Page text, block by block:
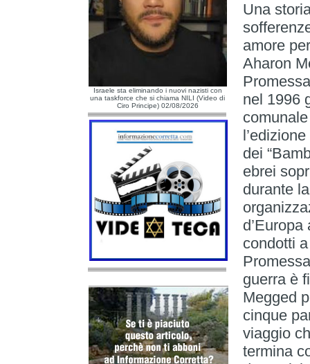
Israele sta eliminando i nuovi nazisti con
una taskforce che si chiama NILI (Video di
Ciro Principe) 02/08/2026
Una
amore
Aharon
nel 1996
dei
ebrei
durante
condotti
guerra è
Megged
cinque
viaggio
termina